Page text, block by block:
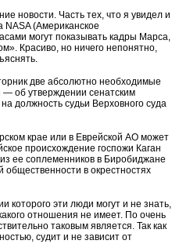
новости. Часть тех, что я увидел и
(Американское
могут показывать кадры Марса,
Красиво, но ничего непонятно,
две абсолютно необходимые
об утверждении сенатским
должность судьи Верховного суда
крае или в Еврейской АО может
происхождение госпожи Каган
ее соплеменников в Биробиджане
общественности в окрестностях
которого эти люди могут и не знать,
отношения не имеет. По очень
таковым является. Так как
судит и не зависит от